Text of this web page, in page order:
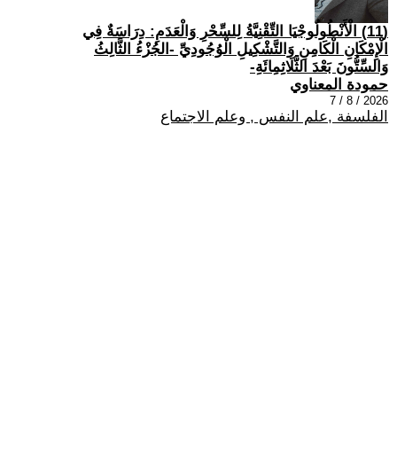
(11) الْأَنْطُولُوجْيَا التِّقْنِيَّةُ لِلسِّحْرِ وَالْعَدَمِ: دِرَاسَةٌ فِي
الْإِمْكَانِ الْكَامِنِ وَالتَّشْكِيلِ الْوُجُودِيِّ -الجُزْءُ الثَّالِثُ
وَالسِّتُّونَ بَعْدَ الثَّلَاثِمِائَةِ-
حمودة المعناوي
2026 / 8 / 7
الفلسفة ,علم النفس , وعلم الاجتماع